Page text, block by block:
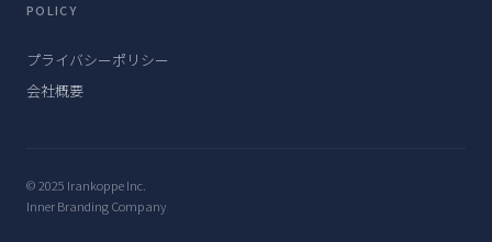
POLICY
プライバシーポリシー
会社概要
© 2025 Irankoppe Inc.
Inner Branding Company